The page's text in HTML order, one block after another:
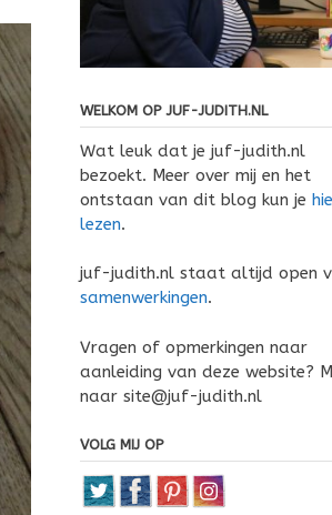
WELKOM OP JUF-JUDITH.NL
Wat leuk dat je juf-judith.nl
bezoekt. Meer over mij en het
ontstaan van dit blog kun je
lezen.
juf-judith.nl staat altijd open
samenwerkingen.
Vragen of opmerkingen naar
aanleiding van deze website?
naar site@juf-judith.nl
VOLG MIJ OP